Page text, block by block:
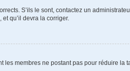
S’ils le sont, contactez un
qu’il devra la corriger.
les membres ne postant pas pour réduire la